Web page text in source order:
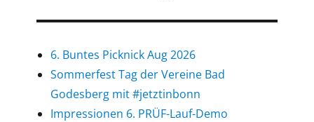
6. Buntes Picknick Aug 2026
Sommerfest Tag der Vereine Bad
Godesberg mit #jetztinbonn
Impressionen 6. PRÜF-Lauf-Demo